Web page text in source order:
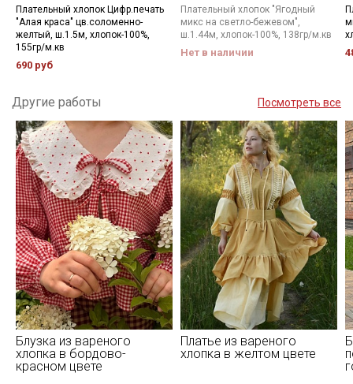
Плательный хлопок Цифр.печать
"Алая краса" цв.соломенно-
желтый, ш.1.5м, хлопок-100%,
155гр/м.кв
690 руб
Плательный хлопок "Ягодный
микс на светло-бежевом",
ш.1.44м, хлопок-100%, 138гр/м.кв
Нет в наличии
Другие работы Посмотреть все
Блузка из вареного
хлопка в бордово-
красном цвете
Платье из вареного
хлопка в желтом цвете